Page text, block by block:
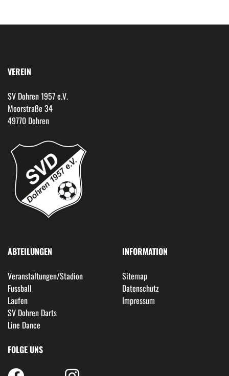
VEREIN
SV Dohren 1957 e.V.
Moorstraße 34
49770 Dohren
ABTEILUNGEN
Veranstaltungen/Stadion
Fussball
Laufen
SV Dohren Darts
Line Dance
INFORMATION
Sitemap
Datenschutz
Impressum
FOLGE UNS